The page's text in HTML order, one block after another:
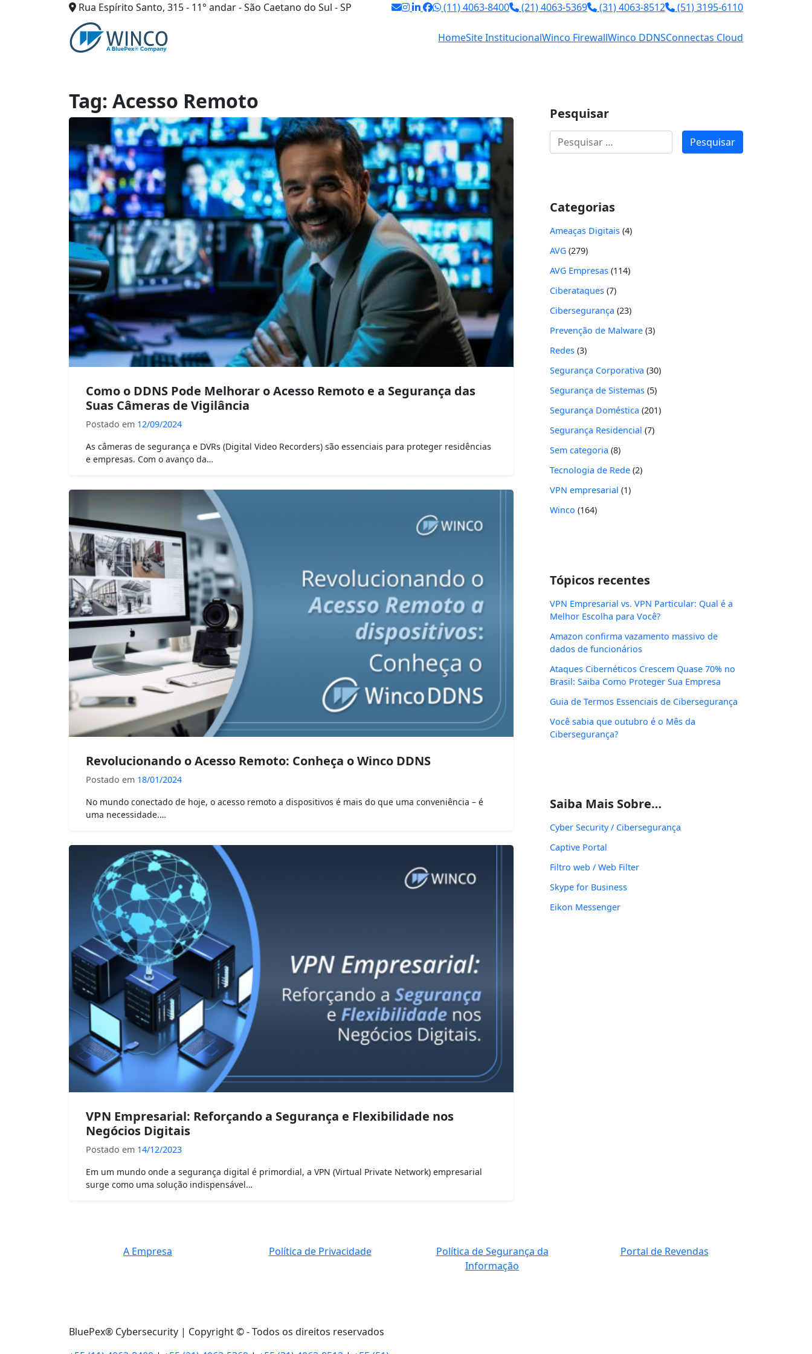
Rua Espírito Santo, 315 - 11° andar - São Caetano do Sul - SP (11) 4063-8400 (21) 4063-5369 (31) 4063-8512
(51) 3195-6110
HomeSite InstitucionalWinco FirewallWinco DDNSConnectas Cloud
Tag: Acesso Remoto
Como o DDNS Pode Melhorar o Acesso Remoto e a Segurança das
Suas Câmeras de Vigilância
Postado em 12/09/2024
As câmeras de segurança e DVRs (Digital Video Recorders) são essenciais para proteger residências
e empresas. Com o avanço da…
Revolucionando o Acesso Remoto: Conheça o Winco DDNS
Postado em 18/01/2024
No mundo conectado de hoje, o acesso remoto a dispositivos é mais do que uma conveniência – é
uma necessidade.…
VPN Empresarial: Reforçando a Segurança e Flexibilidade nos
Negócios Digitais
Postado em 14/12/2023
Em um mundo onde a segurança digital é primordial, a VPN (Virtual Private Network) empresarial
surge como uma solução indispensável…
Pesquisar
Pesquisar
por:
Categorias
Ameaças Digitais (4)
AVG (279)
AVG Empresas (114)
Ciberataques (7)
Cibersegurança (23)
Prevenção de Malware (3)
Redes (3)
Segurança Corporativa (30)
Segurança de Sistemas (5)
Segurança Doméstica (201)
Segurança Residencial (7)
Sem categoria (8)
Tecnologia de Rede (2)
VPN empresarial (1)
Winco (164)
Tópicos recentes
VPN Empresarial vs. VPN Particular: Qual é a
Melhor Escolha para Você?
Amazon confirma vazamento massivo de
dados de funcionários
Ataques Cibernéticos Crescem Quase 70% no
Brasil: Saiba Como Proteger Sua Empresa
Guia de Termos Essenciais de Cibersegurança
Você sabia que outubro é o Mês da
Cibersegurança?
Saiba Mais Sobre…
Cyber Security / Cibersegurança
Captive Portal
Filtro web / Web Filter
Skype for Business
Eikon Messenger
A Empresa Política de Privacidade
Política de Segurança da
Informação
Portal de Revendas
BluePex® Cybersecurity | Copyright © - Todos os direitos reservados